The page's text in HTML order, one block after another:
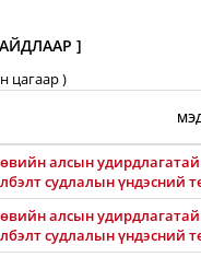
]
цагаар )
алсын
судлалын үндэсний
алсын
судлалын